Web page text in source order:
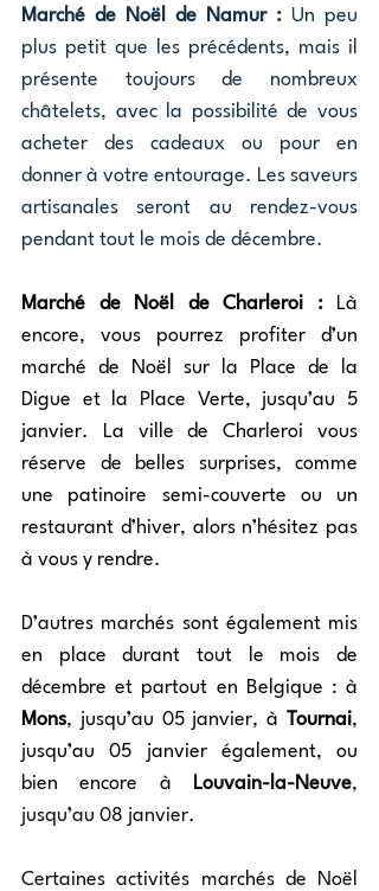
Marché de Noël de Namur : Un peu
plus petit que les précédents, mais il
présente toujours de nombreux
châtelets, avec la possibilité de vous
acheter des cadeaux ou pour en
donner à votre entourage. Les saveurs
artisanales seront au rendez-vous
pendant tout le mois de décembre.
Marché de Noël de Charleroi : Là
encore, vous pourrez profiter d’un
marché de Noël sur la Place de la
Digue et la Place Verte, jusqu’au 5
janvier. La ville de Charleroi vous
réserve de belles surprises, comme
une patinoire semi-couverte ou un
restaurant d’hiver, alors n’hésitez pas
à vous y rendre.
D’autres marchés sont également mis
en place durant tout le mois de
Mons, jusqu’au 05 janvier, à Tournai,
jusqu’au 05 janvier également, ou
bien encore à
Louvain-la-Neuve,
jusqu’au 08 janvier.
Certaines activités marchés de Noël